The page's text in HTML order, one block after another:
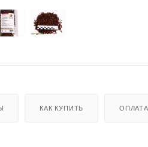
КАК КУПИТЬ ОПЛАТА